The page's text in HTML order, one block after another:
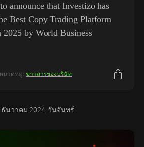
announce that Investizo has
Best Copy Trading Platform
2025 by World Business
หมวดหมู่: ข่าวสารของบริษัท
ธันวาคม 2024, วันจันทร์